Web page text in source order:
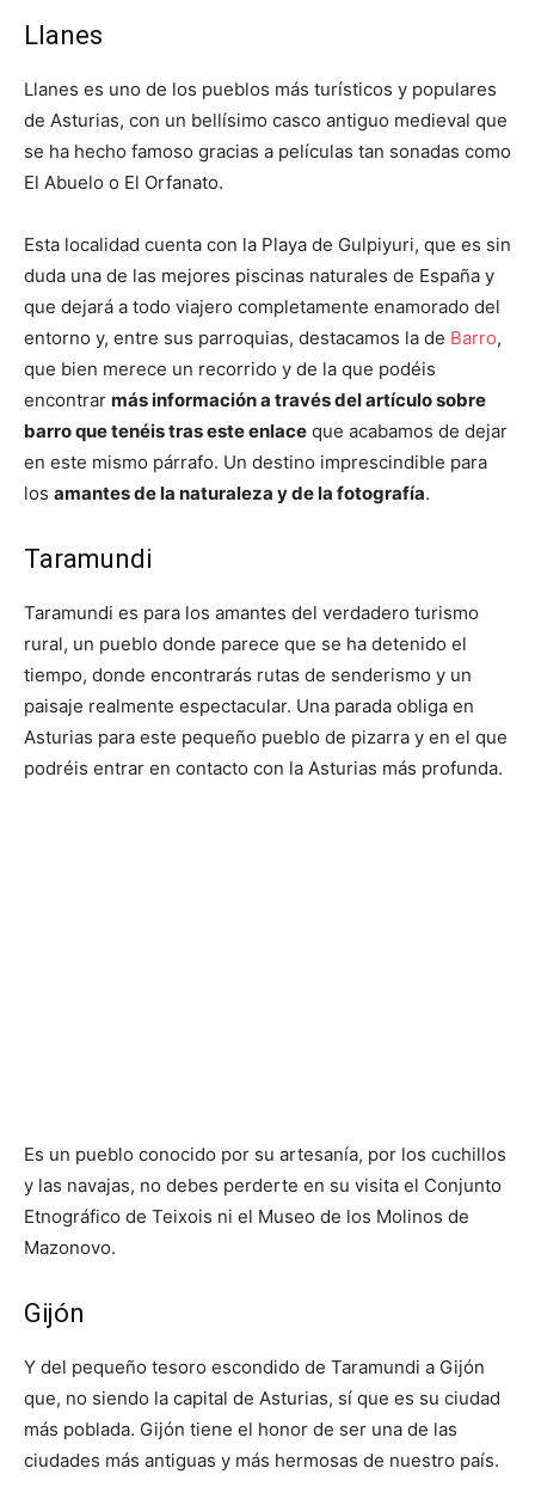
Llanes
Llanes es uno de los pueblos más turísticos y populares
de Asturias, con un bellísimo casco antiguo medieval que
se ha hecho famoso gracias a películas tan sonadas como
El Abuelo o El Orfanato.
Esta localidad cuenta con la Playa de Gulpiyuri, que es sin
duda una de las mejores piscinas naturales de España y
que dejará a todo viajero completamente enamorado del
entorno y, entre sus parroquias, destacamos la de Barro,
que bien merece un recorrido y de la que podéis
encontrar más información a través del artículo sobre
barro que tenéis tras este enlace que acabamos de dejar
en este mismo párrafo. Un destino imprescindible para
los amantes de la naturaleza y de la fotografía.
Taramundi
Taramundi es para los amantes del verdadero turismo
rural, un pueblo donde parece que se ha detenido el
tiempo, donde encontrarás rutas de senderismo y un
paisaje realmente espectacular. Una parada obliga en
Asturias para este pequeño pueblo de pizarra y en el que
podréis entrar en contacto con la Asturias más profunda.
Es un pueblo conocido por su artesanía, por los cuchillos
y las navajas, no debes perderte en su visita el Conjunto
Etnográfico de Teixois ni el Museo de los Molinos de
Mazonovo.
Gijón
Y del pequeño tesoro escondido de Taramundi a Gijón
que, no siendo la capital de Asturias, sí que es su ciudad
más poblada. Gijón tiene el honor de ser una de las
ciudades más antiguas y más hermosas de nuestro país.